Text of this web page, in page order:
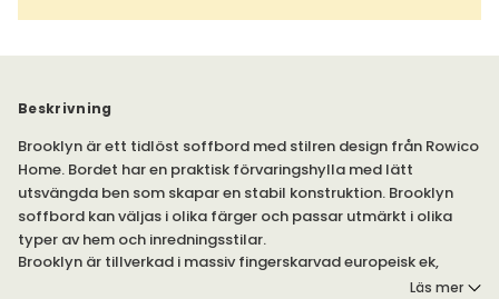
Beskrivning
Brooklyn är ett tidlöst soffbord med stilren design från Rowico
Home. Bordet har en praktisk förvaringshylla med lätt
utsvängda ben som skapar en stabil konstruktion. Brooklyn
soffbord kan väljas i olika färger och passar utmärkt i olika
typer av hem och inredningsstilar.
Brooklyn är tillverkad i massiv fingerskarvad europeisk ek,
lackad och borstad. Bordet erbjuds i tre olika varianter -Läs mer